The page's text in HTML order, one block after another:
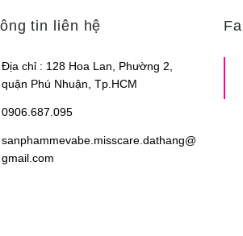
tin liên hệ
Địa chỉ : 128 Hoa Lan, Phường 2,
quận Phú Nhuận, Tp.HCM
0906.687.095
sanphammevabe.misscare.dathang@
gmail.com